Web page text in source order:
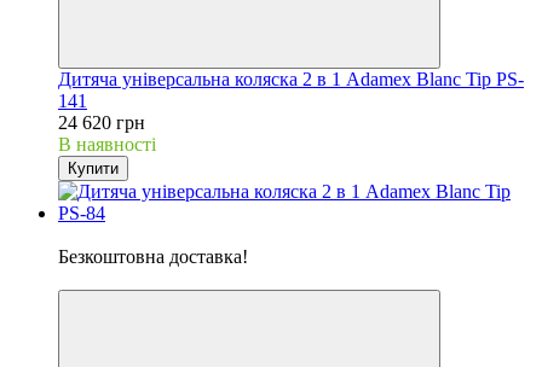
Дитяча універсальна коляска 2 в 1 Adamex Blanc Tip PS-
141
24 620 грн
В наявності
Купити
Безкоштовна доставка!